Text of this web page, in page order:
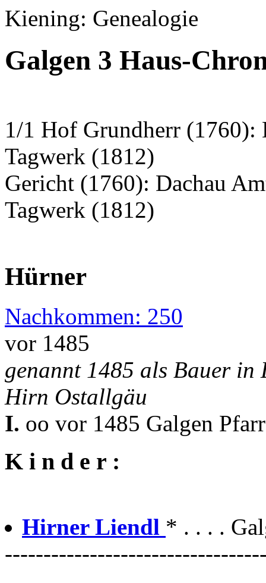
Kiening: Genealogie
Galgen 3 Haus-
1/1 Hof Grundherr
Tagwerk (1812)
Gericht (1760): Dachau
Tagwerk (1812)
Hürner
Nachkommen: 250
vor 1485
genannt 1485 als Bauer in
Hirn Ostallgäu
I. oo vor 1485 Galgen
K i n d e r :
Hirner Liendl * . . . .